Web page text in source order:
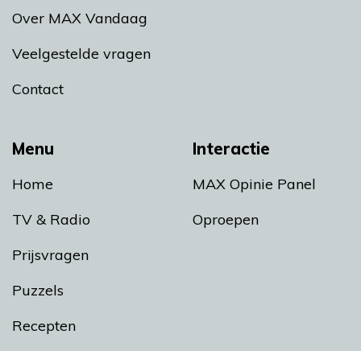
Menu
Home
TV & Radio
Prijsvragen
Puzzels
Recepten
Interactie
MAX Opinie Panel
Oproepen
Over MAX Vandaag
Veelgestelde vragen
Contact